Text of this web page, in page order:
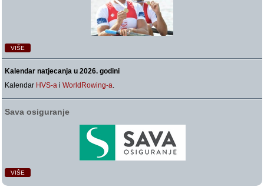
VIŠE
Kalendar natjecanja u 2026. godini
Kalendar HVS-a iWorldRowing-a.
Sava osiguranje
VIŠE